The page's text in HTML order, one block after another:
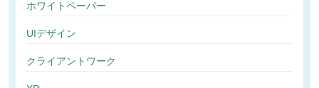
ホワイトペーパー
UIデザイン
クライアントワーク